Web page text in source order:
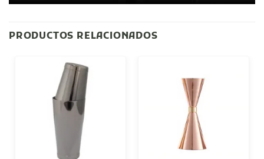
PRODUCTOS RELACIONADOS